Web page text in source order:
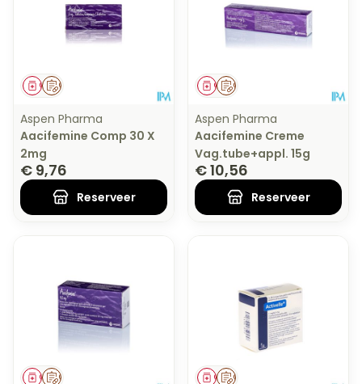
Op voorschrift
Geneesmiddel
Aspen Pharma
Aacifemine Comp 30 X
2mg
€ 9,76
Reserveer
Op voorschrift
Geneesmiddel
Aspen Pharma
Aacifemine Creme
Vag.tube+appl. 15g
€ 10,56
Reserveer
Op voorschrift
Geneesmiddel Op voorschrift
Geneesmiddel